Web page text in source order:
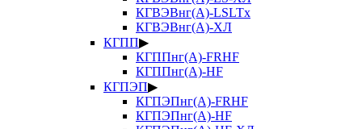
КГВЭВнг(А)-LSLTx
КГВЭВнг(А)-ХЛ
КГПП▶
КГППнг(А)-FRHF
КГППнг(А)-HF
КГПЭП▶
КГПЭПнг(А)-FRHF
КГПЭПнг(А)-HF